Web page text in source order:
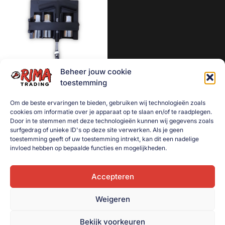
Beheer jouw cookie
toestemming
Om de beste ervaringen te bieden, gebruiken wij technologieën zoals
cookies om informatie over je apparaat op te slaan en/of te raadplegen.
Door in te stemmen met deze technologieën kunnen wij gegevens zoals
surfgedrag of unieke ID's op deze site verwerken. Als je geen
toestemming geeft of uw toestemming intrekt, kan dit een nadelige
invloed hebben op bepaalde functies en mogelijkheden.
Accepteren
Weigeren
Bekijk voorkeuren
Aanhanger onderdelen
Afzetmateriaal
Bakken gebruikt
Dieren
Elektra
Gereedschap
Indoor Plants
Bougiesleutel set 16mm,
8,00
Toevoegen aan
winkelwagen